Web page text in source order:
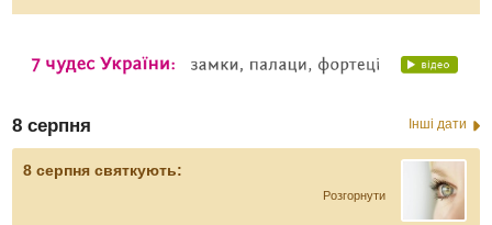
8 серпня Інші дати
8 серпня святкують:
Розгорнути